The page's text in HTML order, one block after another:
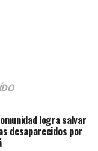
logra salvar
desaparecidos por